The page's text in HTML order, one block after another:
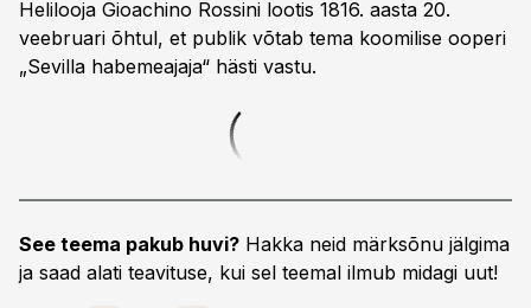
Helilooja Gioachino Rossini lootis 1816. aasta 20.
veebruari õhtul, et publik võtab tema koomilise ooperi
„Sevilla habeme­ajaja“ hästi vastu.
See teema pakub huvi? Hakka neid märksõnu jälgima
ja saad alati teavituse, kui sel teemal ilmub midagi uut!